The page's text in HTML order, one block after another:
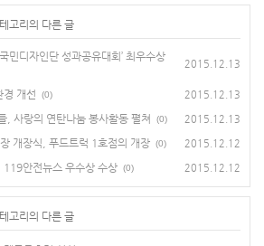
고리의 다른 글
민디자인단 성과공유대회’ 최우수상
2015.12.13
경 개선 (0) 2015.12.13
, 사랑의 연탄나눔 봉사활동 펼쳐 (0) 2015.12.13
개장식, 푸드트럭 1호점의 개장 (0) 2015.12.12
119안전뉴스 우수상 수상 (0) 2015.12.12
고리의 다른 글